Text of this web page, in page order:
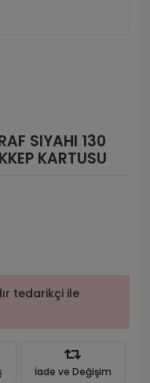
SIYAHI 130
KARTUSU
tedarikçi ile
İade ve Değişim